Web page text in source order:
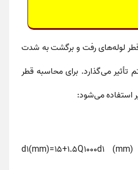
لوله‌های رفت و برگشتبه شدت
می‌گذارد. برای محاسبه قطر
استفاده می‌شود:
d1(mm)=15+1.5Q1000d1